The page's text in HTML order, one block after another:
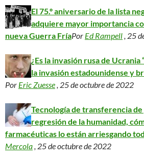
El 75.º aniversario de la lista
adquiere mayor importancia
nueva Guerra FríaPor Ed Rampell, 25
¿Es la invasión rusa de
la invasión estadounidense y
Por Eric Zuesse, 25 de octubre de 2022
Tecnología de transferencia de
regresión de la humanidad,
farmacéuticas lo están arriesgando
Mercola, 25 de octubre de 2022